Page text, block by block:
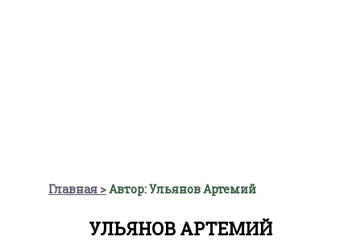
Главная Автор: Ульянов Артемий
УЛЬЯНОВ АРТЕМИЙ